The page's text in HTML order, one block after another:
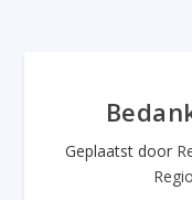
Geplaatst door
Regio